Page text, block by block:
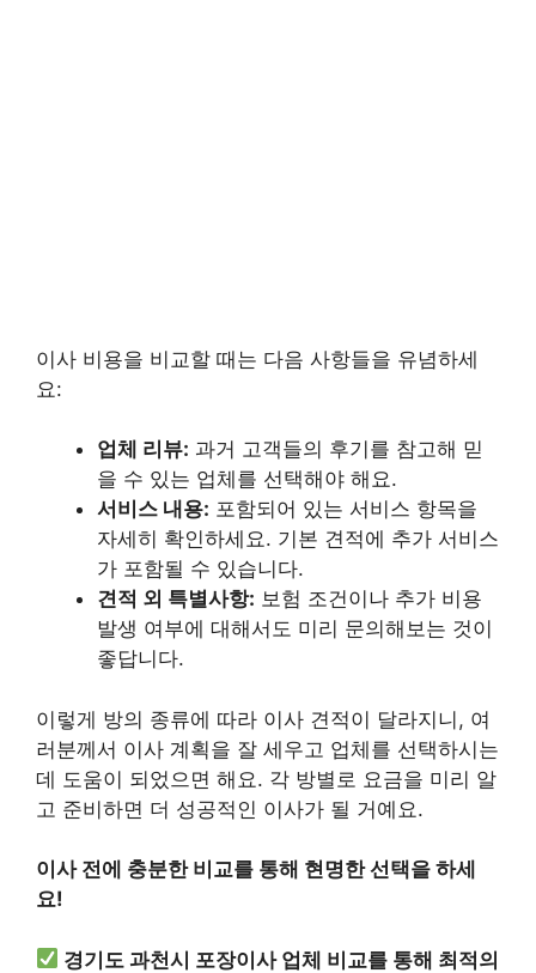
이사 비용을 비교할 때는 다음 사항들을 유념하세
요:
업체 리뷰: 과거 고객들의 후기를 참고해 믿
을 수 있는 업체를 선택해야 해요.
서비스 내용: 포함되어 있는 서비스 항목을
자세히 확인하세요. 기본 견적에 추가 서비스
가 포함될 수 있습니다.
견적 외 특별사항: 보험 조건이나 추가 비용
발생 여부에 대해서도 미리 문의해보는 것이
좋답니다.
이렇게 방의 종류에 따라 이사 견적이 달라지니, 여
러분께서 이사 계획을 잘 세우고 업체를 선택하시는
데 도움이 되었으면 해요. 각 방별로 요금을 미리 알
고 준비하면 더 성공적인 이사가 될 거예요.
이사 전에 충분한 비교를 통해 현명한 선택을 하세
요!
경기도 과천시 포장이사 업체 비교를 통해 최적의